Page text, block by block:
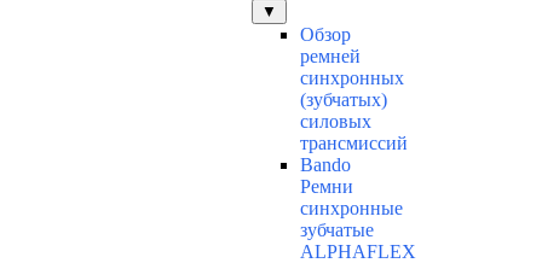
▼
Обзор
ремней
синхронных
(зубчатых)
силовых
трансмиссий
Bando
Ремни
синхронные
зубчатые
ALPHAFLEX